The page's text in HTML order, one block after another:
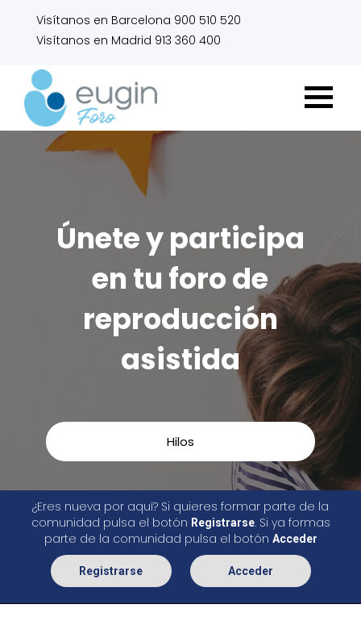
Visítanos en Barcelona 900 510 520
Visítanos en Madrid 913 360 400
Únete y participa
en tu foro de
reproducción
asistida
Hilos
¿Eres nueva por aquí? Si quieres formar parte de la
comunidad pulsa el botón Registrarse. Si ya formas
parte de la comunidad pulsa el botón Acceder
Registrarse Acceder